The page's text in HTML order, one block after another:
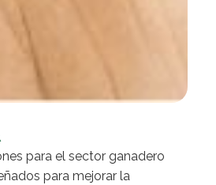
para el sector ganadero
para mejorar la